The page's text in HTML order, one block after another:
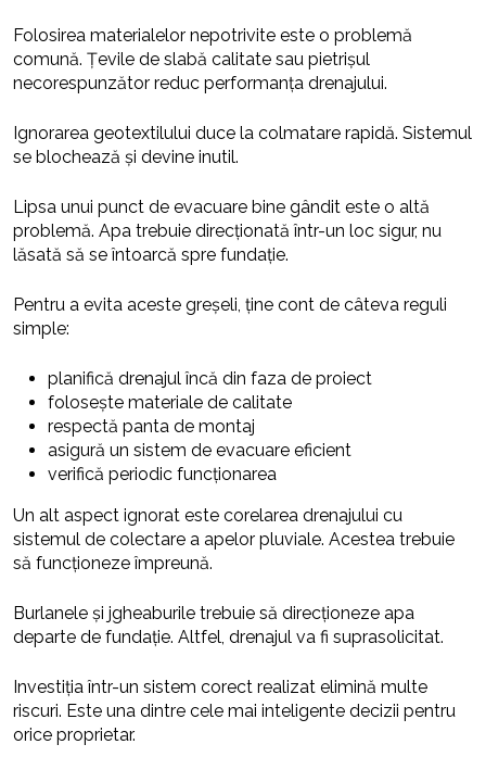
Folosirea materialelor nepotrivite este o problemă
comună. Țevile de slabă calitate sau pietrișul
necorespunzător reduc performanța drenajului.
Ignorarea geotextilului duce la colmatare rapidă. Sistemul
se blochează și devine inutil.
Lipsa unui punct de evacuare bine gândit este o altă
problemă. Apa trebuie direcționată într-un loc sigur, nu
lăsată să se întoarcă spre fundație.
Pentru a evita aceste greșeli, ține cont de câteva reguli
simple:
planifică drenajul încă din faza de proiect
folosește materiale de calitate
respectă panta de montaj
asigură un sistem de evacuare eficient
verifică periodic funcționarea
Un alt aspect ignorat este corelarea drenajului cu
sistemul de colectare a apelor pluviale. Acestea trebuie
să funcționeze împreună.
Burlanele și jgheaburile trebuie să direcționeze apa
departe de fundație. Altfel, drenajul va fi suprasolicitat.
Investiția într-un sistem corect realizat elimină multe
riscuri. Este una dintre cele mai inteligente decizii pentru
orice proprietar.